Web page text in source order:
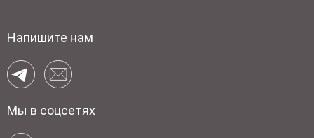
Напишите нам
Мы в соцсетях